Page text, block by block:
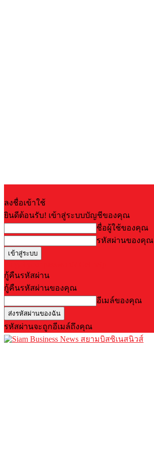
ลงชื่อเข้าใช้
ยินดีต้อนรับ! เข้าสู่ระบบบัญชีของคุณ
ชื่อผู้ใช้ของคุณ
รหัสผ่านของคุณ
กู้คืนรหัสผ่าน
กู้คืนรหัสผ่านของคุณ
อีเมล์ของคุณ
รหัสผ่านจะถูกอีเมล์ถึงคุณ
สยามบิสซิเนสนิวส์